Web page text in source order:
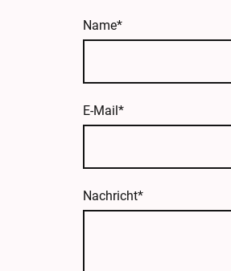
Name*
E-Mail *
Nachricht*